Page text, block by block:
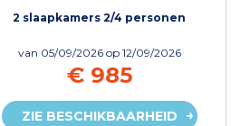
2 slaapkamers 2/4 personen
van 05/09/2026 op 12/09/2026
€ 985
ZIE BESCHIKBAARHEID